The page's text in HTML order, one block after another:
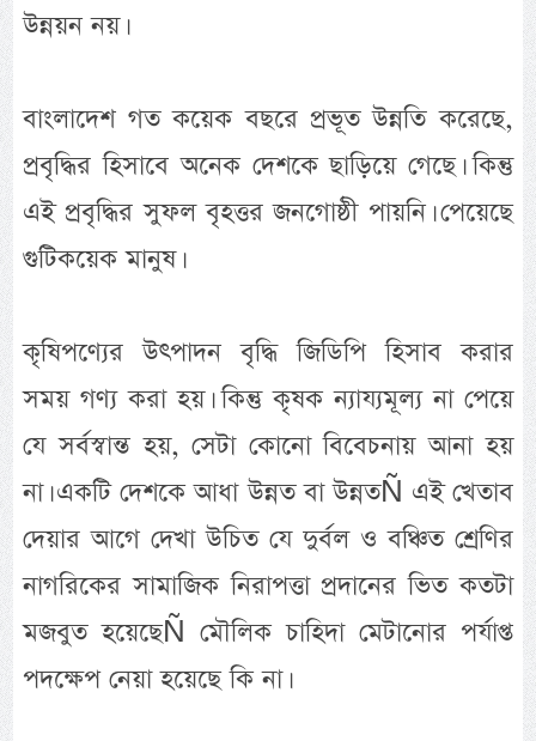
উন্নয়ন নয়।
বাংলাদেশ গত কয়েক বছরে প্রভূত উন্নতি করেছে,
প্রবৃদ্ধির হিসাবে অনেক দেশকে ছাড়িয়ে গেছে। কিন্তু
এই প্রবৃদ্ধির সুফল বৃহত্তর জনগোষ্ঠী পায়নি। পেয়েছে
গুটিকয়েক মানুষ।
কৃষিপণ্যের উৎপাদন বৃদ্ধি জিডিপি হিসাব করার
সময় গণ্য করা হয়। কিন্তু কৃষক ন্যায্যমূল্য না পেয়ে
যে সর্বস্বান্ত হয়, সেটা কোনো বিবেচনায় আনা হয়
না। একটি দেশকে আধা উন্নত বা উন্নতÑ এই খেতাব
দেয়ার আগে দেখা উচিত যে দুর্বল ও বঞ্চিত শ্রেণির
নাগরিকের সামাজিক নিরাপত্তা প্রদানের ভিত কতটা
মজবুত হয়েছেÑ মৌলিক চাহিদা মেটানোর পর্যাপ্ত
পদক্ষেপ নেয়া হয়েছে কি না।